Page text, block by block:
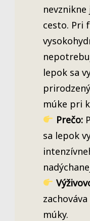
cesto. Pri
lepok sa
múke pri
Prečo:
sa lepok
múky.